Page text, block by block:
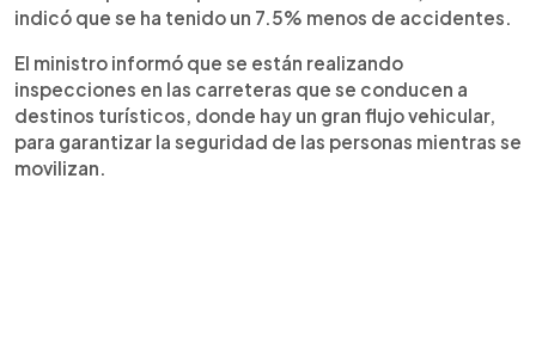
indicó que se ha tenido un 7.5% menos de accidentes.
El ministro informó que se están realizando
inspecciones en las carreteras que se conducen a
destinos turísticos, donde hay un gran flujo vehicular,
para garantizar la seguridad de las personas mientras se
movilizan.